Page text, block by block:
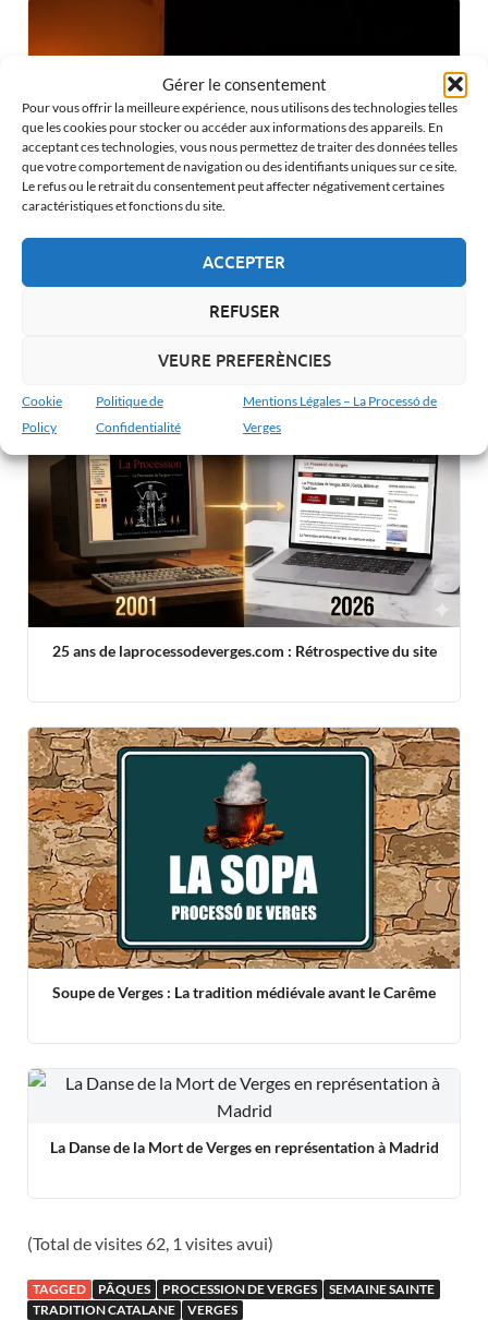
Gérer le consentement
Pour vous offrir la meilleure expérience, nous utilisons des technologies telles
que les cookies pour stocker ou accéder aux informations des appareils. En
acceptant ces technologies, vous nous permettez de traiter des données telles
que votre comportement de navigation ou des identifiants uniques sur ce site.
Le refus ou le retrait du consentement peut affecter négativement certaines
caractéristiques et fonctions du site.
ACCEPTER
REFUSER
VEURE PREFERÈNCIES
Cookie
Policy
Politique de
Confidentialité
Mentions Légales – La Processó de
Verges
Mercredi Saint : La Procession de Verges et sa tradition
25 ans de laprocessodeverges.com : Rétrospective du site
Soupe de Verges : La tradition médiévale avant le Carême
La Danse de la Mort de Verges en représentation à Madrid
(Total de visites 62, 1 visites avui)
TAGGED PÂQUES PROCESSION DE VERGES
SEMAINE SAINTE
TRADITION CATALANE
VERGES